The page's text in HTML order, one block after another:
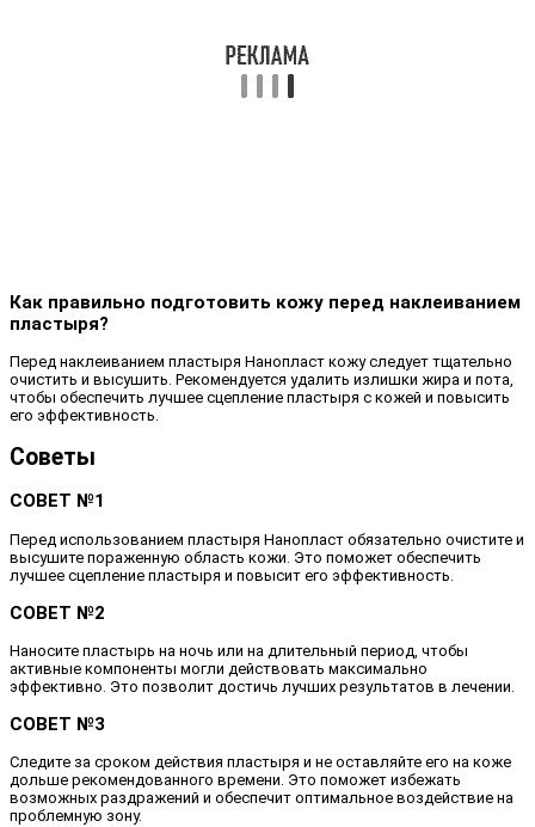
Как правильно подготовить кожу перед наклеиванием
пластыря?
Перед наклеиванием пластыря Нанопласт кожу следует тщательно
очистить и высушить. Рекомендуется удалить излишки жира и пота,
чтобы обеспечить лучшее сцепление пластыря с кожей и повысить
его эффективность.
Советы
СОВЕТ №1
Перед использованием пластыря Нанопласт обязательно очистите и
высушите пораженную область кожи. Это поможет обеспечить
лучшее сцепление пластыря и повысит его эффективность.
СОВЕТ №2
Наносите пластырь на ночь или на длительный период, чтобы
активные компоненты могли действовать максимально
эффективно. Это позволит достичь лучших результатов в лечении.
СОВЕТ №3
Следите за сроком действия пластыря и не оставляйте его на коже
дольше рекомендованного времени. Это поможет избежать
возможных раздражений и обеспечит оптимальное воздействие на
проблемную зону.